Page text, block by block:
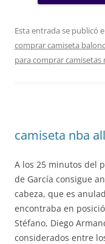
Esta entrada se publicó
comprar camiseta
para comprar camisetas
camiseta nba
A los 25 minutos del
de García consigue
cabeza, que es
encontraba en
Stéfano, Diego
considerados entre